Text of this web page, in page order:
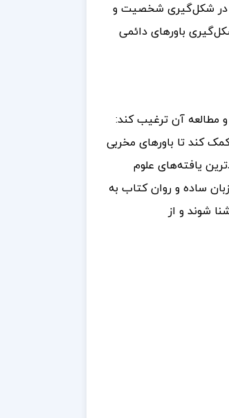
در شکل‌گیری شخصیت و
باورهای دائمی
و مطالعه آن ترغیب کند:
به شما کمک کند تا باورهای مخربی
یافته‌های علوم
ساده و روان کتاب به
شوند و از